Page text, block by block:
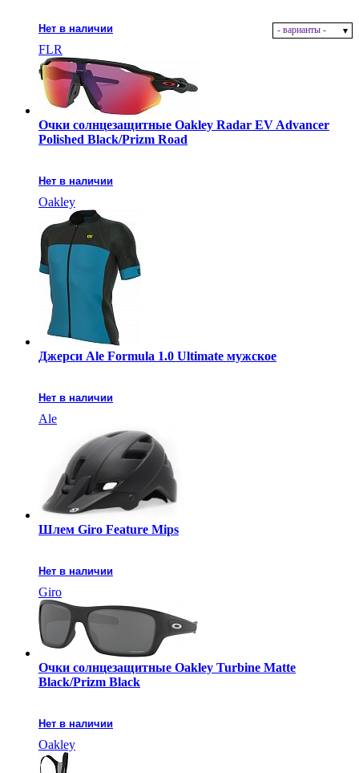
Нет в наличии - варианты -
FLR
Очки солнцезащитные Oakley Radar EV Advancer
Polished Black/Prizm Road
Нет в наличии
Oakley
Джерси Ale Formula 1.0 Ultimate мужское
Нет в наличии
Ale
Шлем Giro Feature Mips
Нет в наличии
Giro
Очки солнцезащитные Oakley Turbine Matte
Black/Prizm Black
Нет в наличии
Oakley